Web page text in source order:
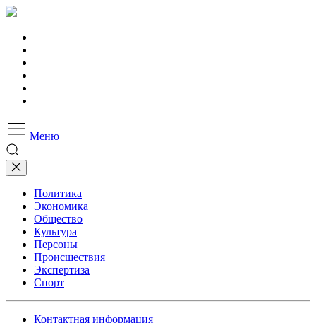
Меню
Политика
Экономика
Общество
Культура
Персоны
Происшествия
Экспертиза
Спорт
Контактная информация